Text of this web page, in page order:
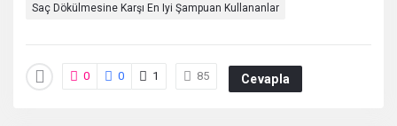
Saç Dökülmesine Karşı En Iyi Şampuan Kullananlar
0 0 1 85 Cevapla